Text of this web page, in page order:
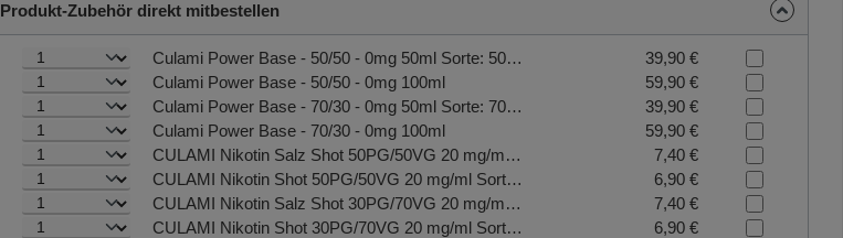
Produkt-Zubehör direkt mitbestellen
Culami Power Base - 50/50 - 0mg 50ml Sorte: 50/50
39,90 €
Culami Power Base - 50/50 - 0mg 100ml
59,90 €
Culami Power Base - 70/30 - 0mg 50ml Sorte: 70/30
39,90 €
Culami Power Base - 70/30 - 0mg 100ml
59,90 €
CULAMI Nikotin Salz Shot 50PG/50VG 20 mg/ml Sorte: 50PG/50VG
7,40 €
CULAMI Nikotin Shot 50PG/50VG 20 mg/ml Sorte: 50PG/50VG
6,90 €
CULAMI Nikotin Salz Shot 30PG/70VG 20 mg/ml Sorte: 30PG/70VG
7,40 €
CULAMI Nikotin Shot 30PG/70VG 20 mg/ml Sorte: 30PG/70VG
6,90 €